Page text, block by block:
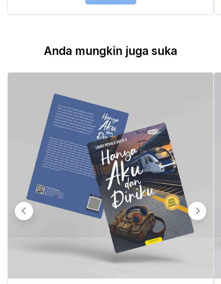
Anda mungkin juga suka